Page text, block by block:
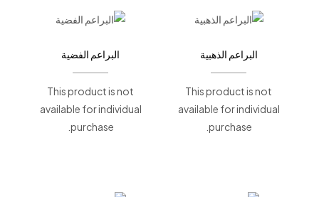
البراعم الذهبية
This product is not
available for individual
purchase.
البراعم الفضية
This product is not
available for individual
purchase.